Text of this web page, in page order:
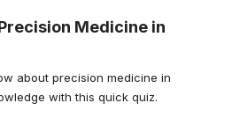
Medicine in
about precision medicine in
with this quick quiz.